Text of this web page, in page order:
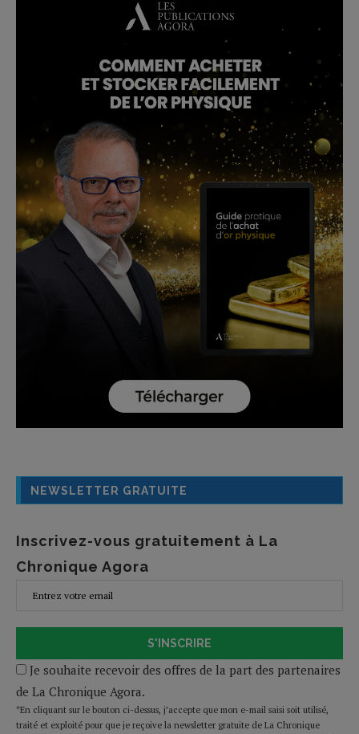
NEWSLETTER GRATUITE
Inscrivez-vous gratuitement à La
Chronique Agora
S'INSCRIRE
Je souhaite recevoir des offres de la part des partenaires
de La Chronique Agora.
*En cliquant sur le bouton ci-dessus, j’accepte que mon e-mail saisi soit utilisé,
traité et exploité pour que je reçoive la newsletter gratuite de La Chronique